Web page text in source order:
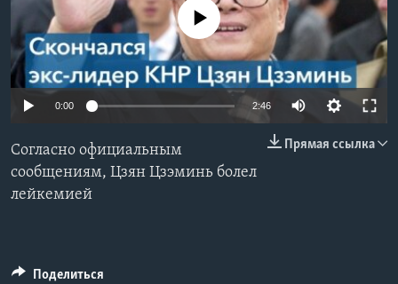
Learning English
СОЦИАЛЬНЫЕ СЕТИ
Языки
No media source currently available
0:00 2:46
Прямая ссылка
Согласно официальным
сообщениям, Цзян Цзэминь болел
лейкемией
Поделиться